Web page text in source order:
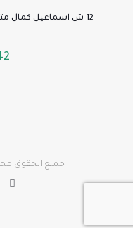
12 ش اسماعيل كمال
جميع الحقوق